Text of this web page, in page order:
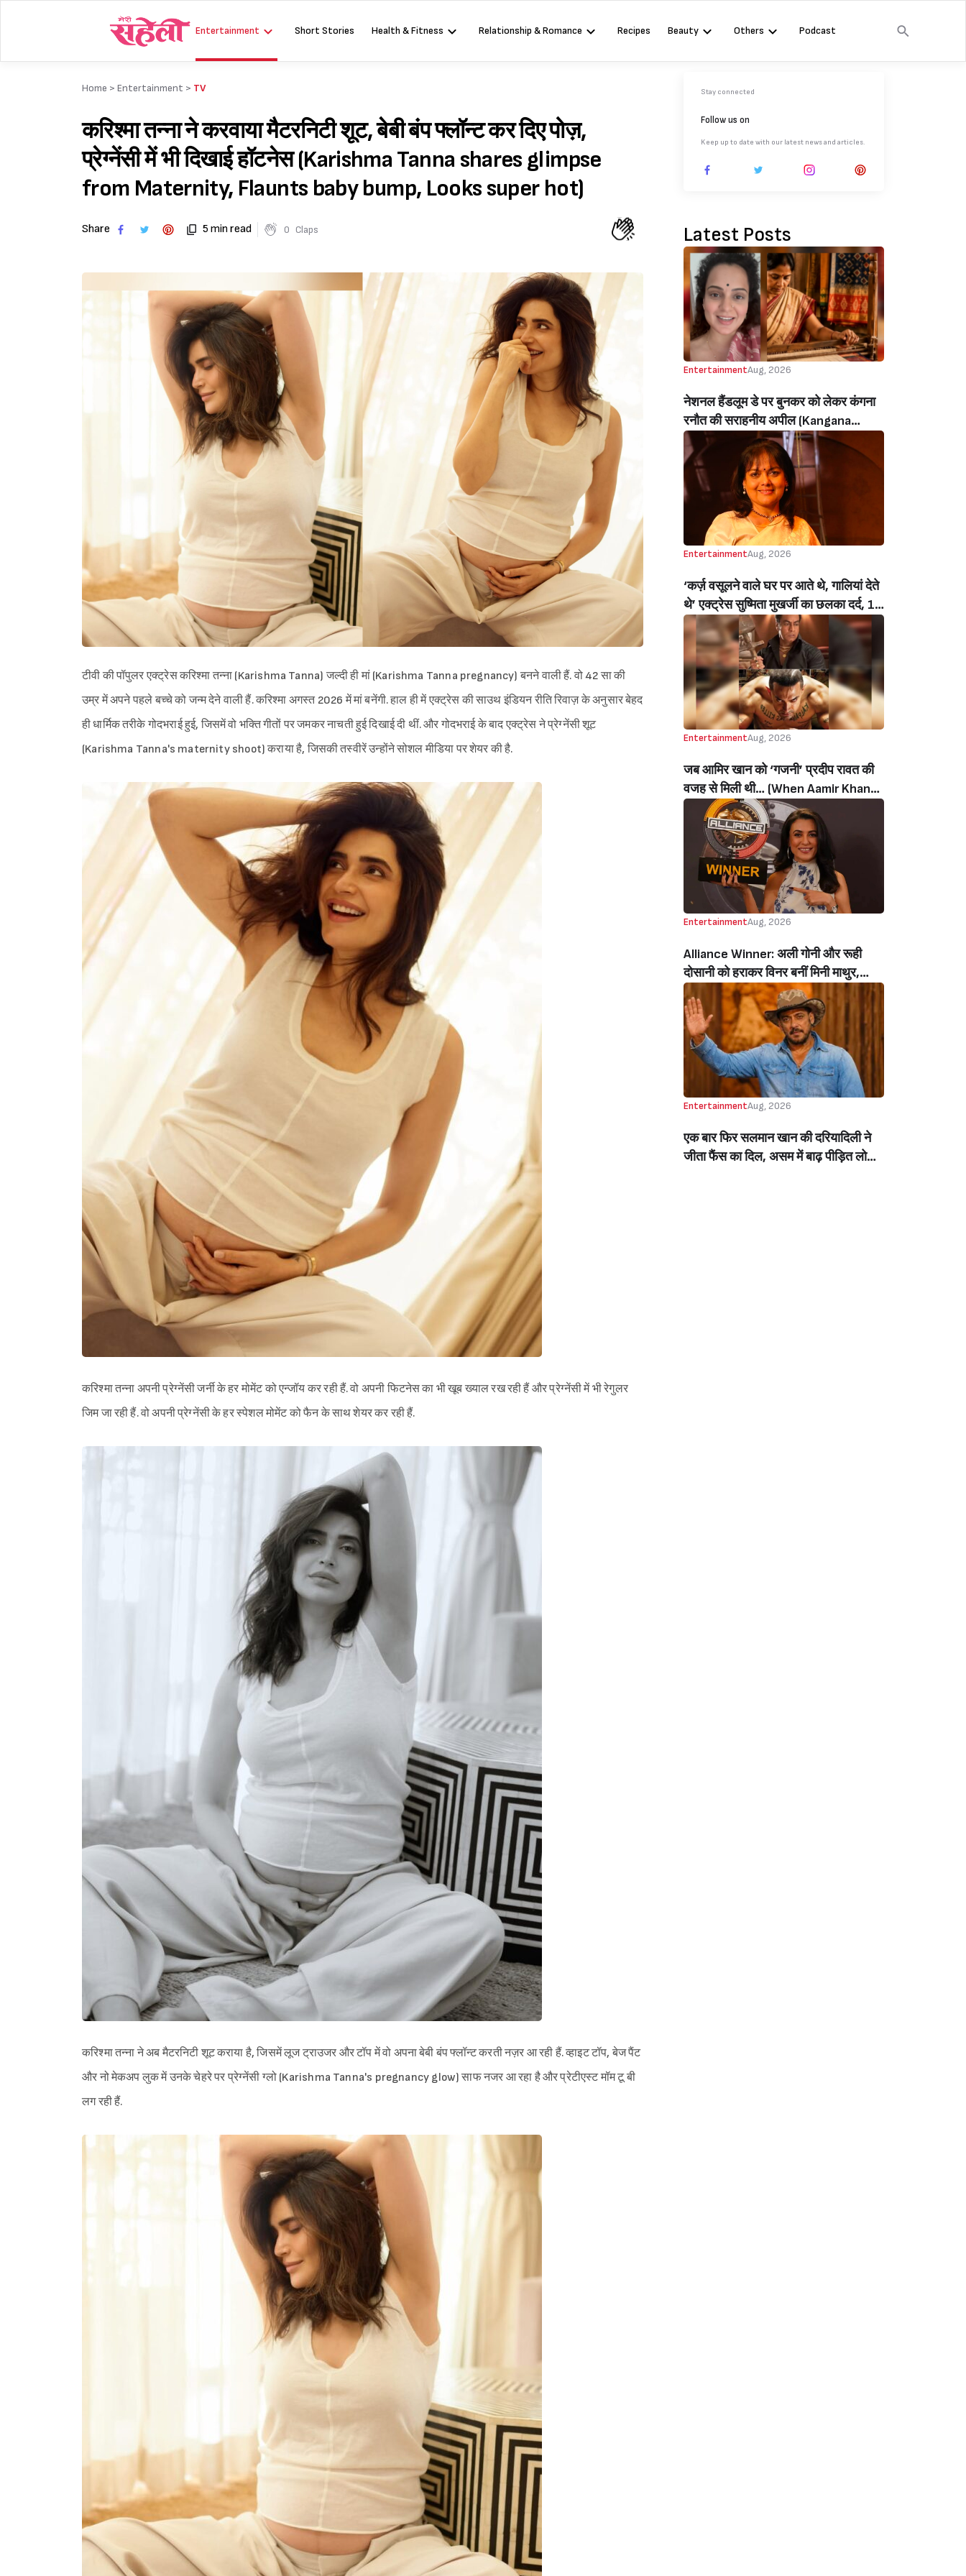
Entertainment Short Stories Health & Fitness Relationship & Romance Recipes Beauty Others Podcast
Home > Entertainment > TV
करिश्मा तन्ना ने करवाया मैटरनिटी शूट, बेबी बंप फ्लॉन्ट कर दिए पोज़,
प्रेग्नेंसी में भी दिखाई हॉटनेस (Karishma Tanna shares glimpse
from Maternity, Flaunts baby bump, Looks super hot)
Share 5 min read 0 Claps
टीवी की पॉपुलर एक्ट्रेस करिश्मा तन्ना (Karishma Tanna) जल्दी ही मां (Karishma Tanna pregnancy) बनने वाली हैं. वो 42 सा की
उम्र में अपने पहले बच्चे को जन्म देने वाली हैं. करिश्मा अगस्त 2026 में मां बनेंगी. हाल ही में एक्ट्रेस की साउथ इंडियन रीति रिवाज़ के अनुसार बेहद
ही धार्मिक तरीके गोदभराई हुई, जिसमें वो भक्ति गीतों पर जमकर नाचती हुई दिखाई दी थीं. और गोदभराई के बाद एक्ट्रेस ने प्रेग्नेंसी शूट
(Karishma Tanna's maternity shoot) कराया है, जिसकी तस्वीरें उन्होंने सोशल मीडिया पर शेयर की है.
करिश्मा तन्ना अपनी प्रेग्नेंसी जर्नी के हर मोमेंट को एन्जॉय कर रही हैं. वो अपनी फिटनेस का भी खूब ख्याल रख रही हैं और प्रेग्नेंसी में भी रेगुलर
जिम जा रही हैं. वो अपनी प्रेग्नेंसी के हर स्पेशल मोमेंट को फैन के साथ शेयर कर रही हैं.
करिश्मा तन्ना ने अब मैटरनिटी शूट कराया है, जिसमें लूज ट्राउजर और टॉप में वो अपना बेबी बंप फ्लॉन्ट करती नज़र आ रही हैं. व्हाइट टॉप, बेज पैंट
और नो मेकअप लुक में उनके चेहरे पर प्रेग्नेंसी ग्लो (Karishma Tanna's pregnancy glow) साफ नजर आ रहा है और प्रेटीएस्ट मॉम टू बी
लग रही हैं.
Stay connected
Follow us on
Keep up to date with our latest news and articles.
Latest Posts
EntertainmentAug, 2026
नेशनल हैंडलूम डे पर बुनकर को लेकर कंगना
रनौत की सराहनीय अपील (Kangana
Ranaut’s Commendable Appeal
Regarding Weavers On National
Handloom Day)
EntertainmentAug, 2026
‘कर्ज़ वसूलने वाले घर पर आते थे, गालियां देते
थे’ एक्ट्रेस सुष्मिता मुखर्जी का छलका दर्द, 1
करोड़ का कर्ज उतारने के लिए करनी पड़ी थी
C ग्रेड फिल्में, बोलीं- ‘मैंने अपनी आत्मा बेच दी
थी’ (‘I Sold My Soul’ Actress
Sushmita Mukherjee Recalls Doing
C-Grade Films To Pay Loan)
EntertainmentAug, 2026
जब आमिर खान को ‘गजनी’ प्रदीप रावत की
वजह से मिली थी… (When Aamir Khan
Got ‘Ghajini’ Because Of Pradeep
Rawat)
EntertainmentAug, 2026
Alliance Winner: अली गोनी और रूही
दोसानी को हराकर विनर बनीं मिनी माथुर,
इनाम में मिले 50 लाख रुपये और चमचमाती ही
ट्रॉफी (Mini Mathur Lifts Trophy
Beats Aly Goni And Ruhee Dosani)
EntertainmentAug, 2026
एक बार फिर सलमान खान की दरियादिली ने
जीता फैंस का दिल, असम में बाढ़ पीड़ित लोगों